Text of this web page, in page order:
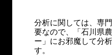
分析に関しては、専
要なので、「石川県
ー」にお邪魔して分
す。